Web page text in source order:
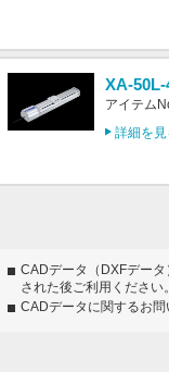
XA-
アイテム
詳細を見
CADデータ（DXFデー
された後ご利用ください。
CADデータに関するお問